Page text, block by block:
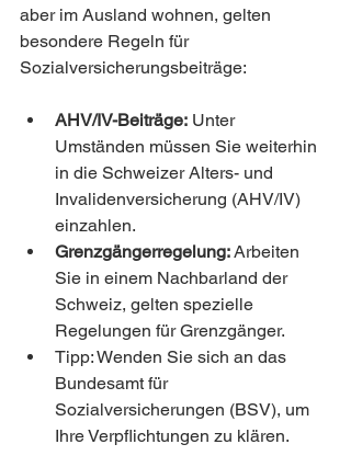
aber im Ausland wohnen, gelten
besondere Regeln für
Sozialversicherungsbeiträge:
AHV/IV-Beiträge: Unter
Umständen müssen Sie weiterhin
in die Schweizer Alters- und
Invalidenversicherung (AHV/IV)
einzahlen.
Grenzgängerregelung: Arbeiten
Sie in einem Nachbarland der
Schweiz, gelten spezielle
Regelungen für Grenzgänger.
Tipp: Wenden Sie sich an das
Bundesamt für
Sozialversicherungen (BSV), um
Ihre Verpflichtungen zu klären.